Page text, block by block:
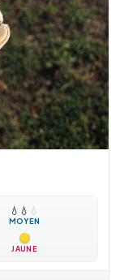
💧 💧 💧
MOYEN
JAUNE